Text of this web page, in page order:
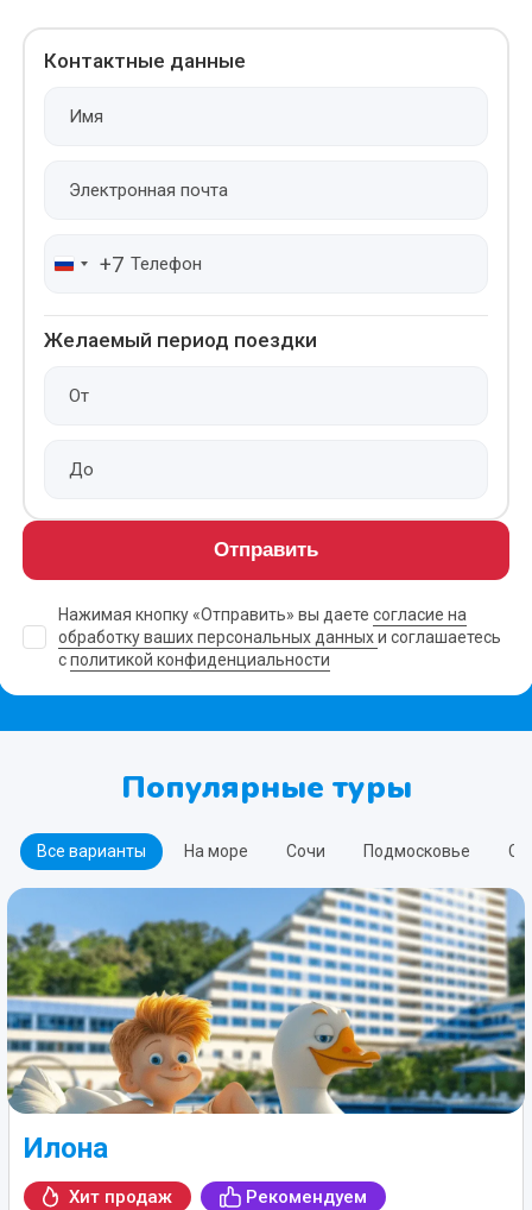
Контактные данные
+7
Желаемый период поездки
Отправить
Нажимая кнопку «Отправить» вы даете согласие на
обработку ваших персональных данныхи соглашаетесь
сполитикой конфиденциальности
Популярные туры
Все варианты На море Сочи Подмосковье
Илона
Хит продаж Рекомендуем